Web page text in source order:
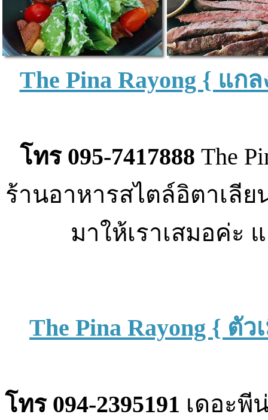
The Pina Rayong { แก
โทร 095-7417888 The
ร้านอาหารสไตล์อิตาเลี
มาให้เราเสมอค่ะ
The Pina Rayong { ตั
โทร 094-2395191 เดอะพี